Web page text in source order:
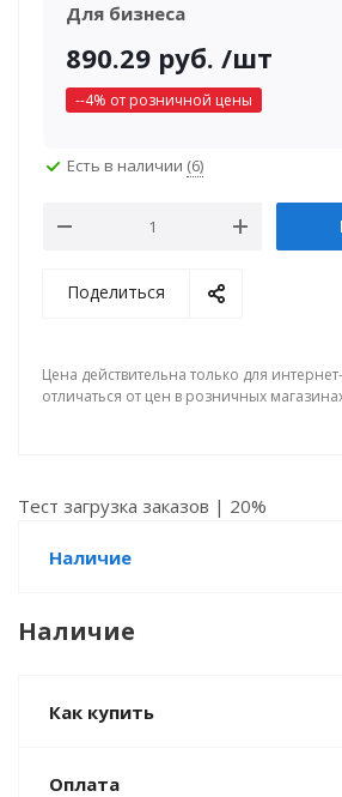
Для бизнеса
890.29 руб. /шт
--4% от розничной цены
Есть в наличии (6)
Поделиться
Цена действительна только для
отличаться от цен в розничных
Тест загрузка заказов | 20%
Наличие
Наличие
Как купить
Оплата